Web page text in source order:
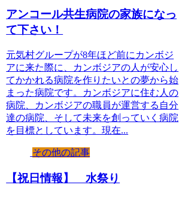
アンコール共生病院の家族になっ
て下さい！
元気村グループが8年ほど前にカンボジ
アに来た際に、カンボジアの人が安心し
てかかれる病院を作りたいとの夢から始
まった病院です。カンボジアに住む人の
病院、カンボジアの職員が運営する自分
達の病院、そして未来を創っていく病院
を目標としています。現在...
その他の記事
【祝日情報】 水祭り